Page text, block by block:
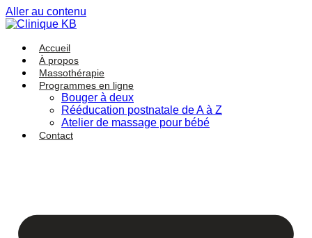
Aller au contenu
Accueil
À propos
Massothérapie
Programmes en ligne
Bouger à deux
Rééducation postnatale de A à Z
Atelier de massage pour bébé
Contact